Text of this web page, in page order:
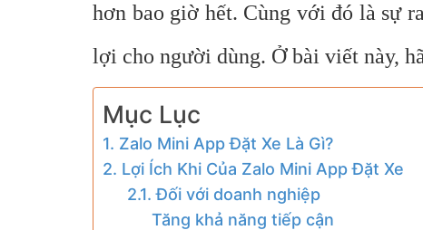
hơn bao giờ hết. Cùng với đó là sự
lợi cho người dùng. Ở bài viết này,
Mục Lục
1. Zalo Mini App Đặt Xe Là Gì?
2. Lợi Ích Khi Của Zalo Mini App Đặt Xe
2.1. Đối với doanh nghiệp
Tăng khả năng tiếp cận